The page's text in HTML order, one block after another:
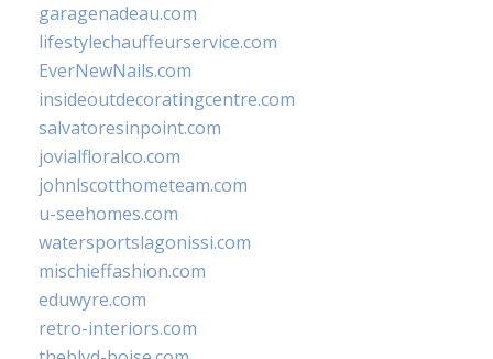
garagenadeau.com
lifestylechauffeurservice.com
EverNewNails.com
insideoutdecoratingcentre.com
salvatoresinpoint.com
jovialfloralco.com
johnlscotthometeam.com
u-seehomes.com
watersportslagonissi.com
mischieffashion.com
eduwyre.com
retro-interiors.com